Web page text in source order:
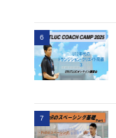
6
7